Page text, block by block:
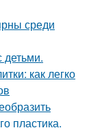
среди
как легко
пластика.